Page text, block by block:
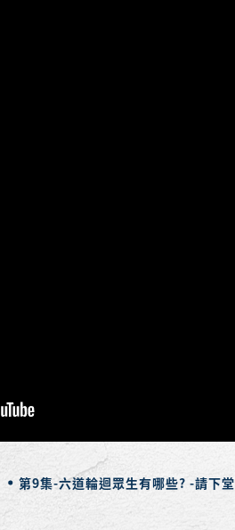
第9集-六道輪迴眾生有哪些? -請下堂